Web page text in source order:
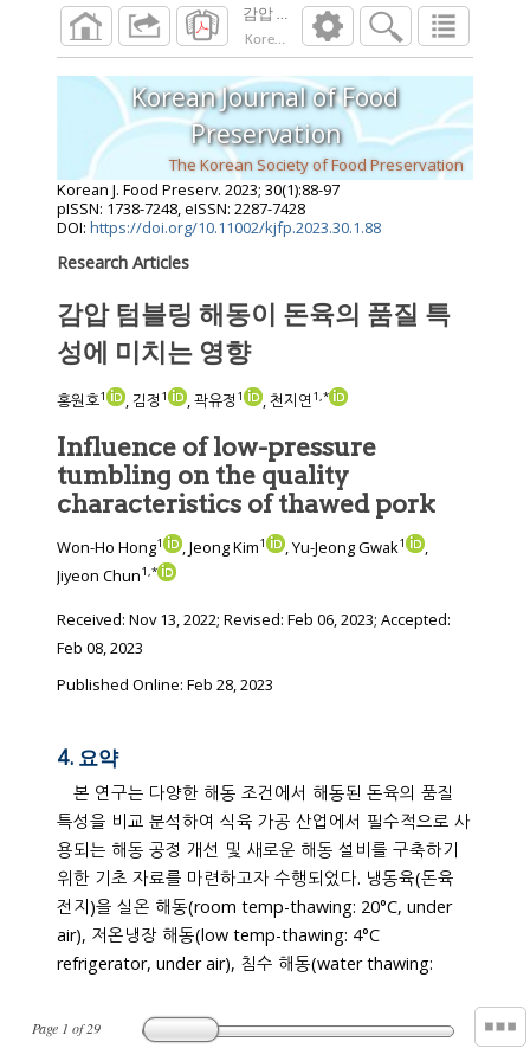
감압 텀블링 해동이 돈육의 품질 특성에 미
Korean J. Food Preserv.
2023 ;30( ):
Page 1 of29
Korean Journal of Food
Preservation
The Korean Society of Food Preservation
Korean J. Food Preserv. 2023; 30(1):88-97
pISSN: 1738-7248, eISSN: 2287-7428
DOI: https://doi.org/10.11002/kjfp.2023.30.1.88
Research Articles
감압 텀블링 해동이 돈육의 품질 특
성에 미치는 영향
홍원호1 , 김정 1 , 곽유정 1 , 천지연 1,*
Influence of low-pressure
tumbling on the quality
characteristics of thawed pork
Won-Ho Hong1 , Jeong Kim1 , Yu-Jeong Gwak1
,
Jiyeon Chun1,*
Received: Nov 13, 2022; Revised: Feb 06, 2023; Accepted:
Feb 08, 2023
Published Online: Feb 28, 2023
4. 요약
본 연구는 다양한 해동 조건에서 해동된 돈육의 품질
특성을 비교 분석하여 식육 가공 산업에서 필수적으로 사
용되는 해동 공정 개선 및 새로운 해동 설비를 구축하기
위한 기초 자료를 마련하고자 수행되었다. 냉동육(돈육
전지)을 실온 해동(room temp-thawing: 20°C, under
air), 저온냉장 해동(low temp-thawing: 4°C
refrigerator, under air), 침수 해동(water thawing: